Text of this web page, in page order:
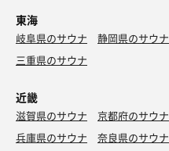
東海
岐阜県のサウナ 静岡県のサウナ
三重県のサウナ
近畿
滋賀県のサウナ 京都府のサウナ
兵庫県のサウナ
奈良県のサウナ